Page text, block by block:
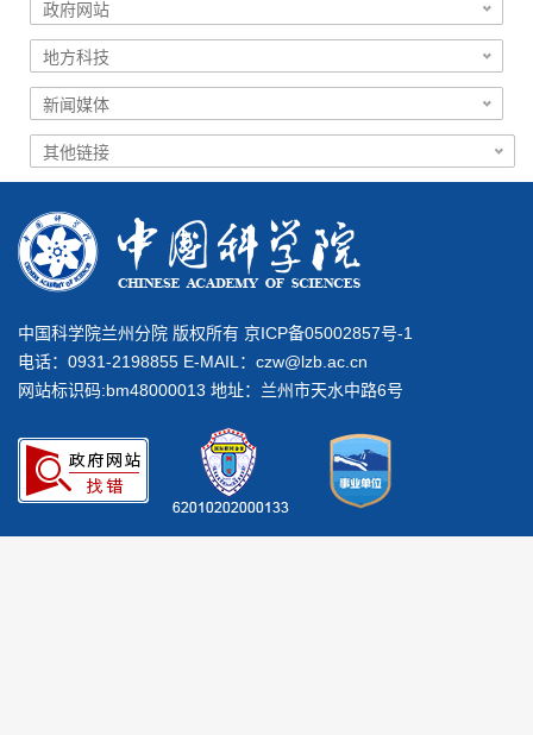
中国科学院兰州分院 版权所有 京ICP备05002857号-1
电话：0931-2198855 E-MAIL： czw@lzb.ac.cn
网站标识码:bm48000013 地址：兰州市天水中路6号